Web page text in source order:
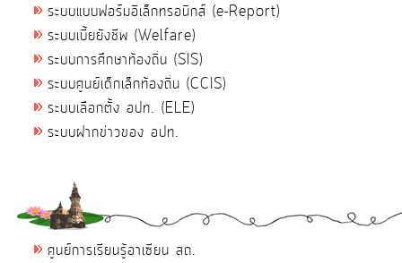
ระบบแบบฟอร์มอิเล็กทรอนิกส์ (e-Report)
ระบบเบี้ยยังชีพ (Welfare)
ระบบการศึกษาท้องถิ่น (SIS)
ระบบศูนย์เด็กเล็กท้องถิ่น (CCIS)
ระบบเลือกตั้ง อปท. (ELE)
ระบบฝากข่าวของ อปท.
ศูนย์การเรียนรู้อาเซียน สถ.